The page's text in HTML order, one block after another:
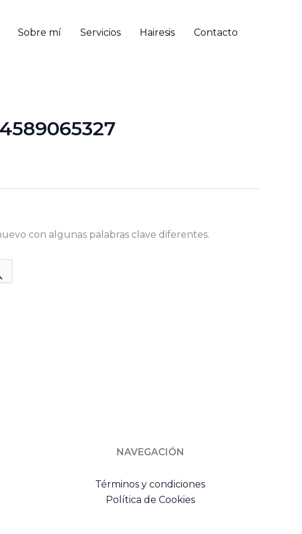
Sobre mí Servicios Hairesis Contacto
con algunas palabras clave diferentes.
NAVEGACIÓN
Términos y condiciones
Política de Cookies